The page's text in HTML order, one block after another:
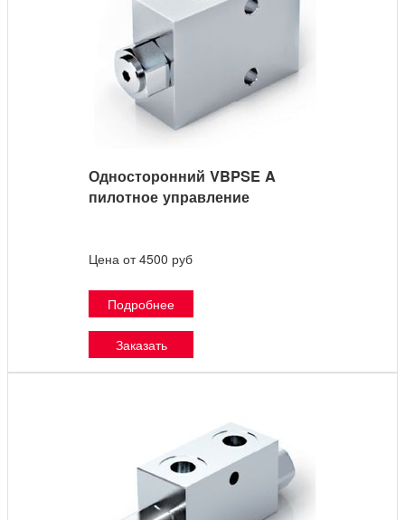
Односторонний VBPSE A
пилотное управление
Цена от 4500 руб
Подробнее
Заказать